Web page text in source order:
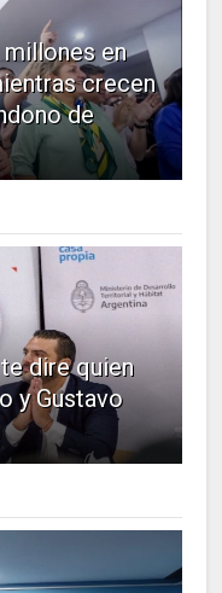
en
crecen
de
dire quien
y Gustavo